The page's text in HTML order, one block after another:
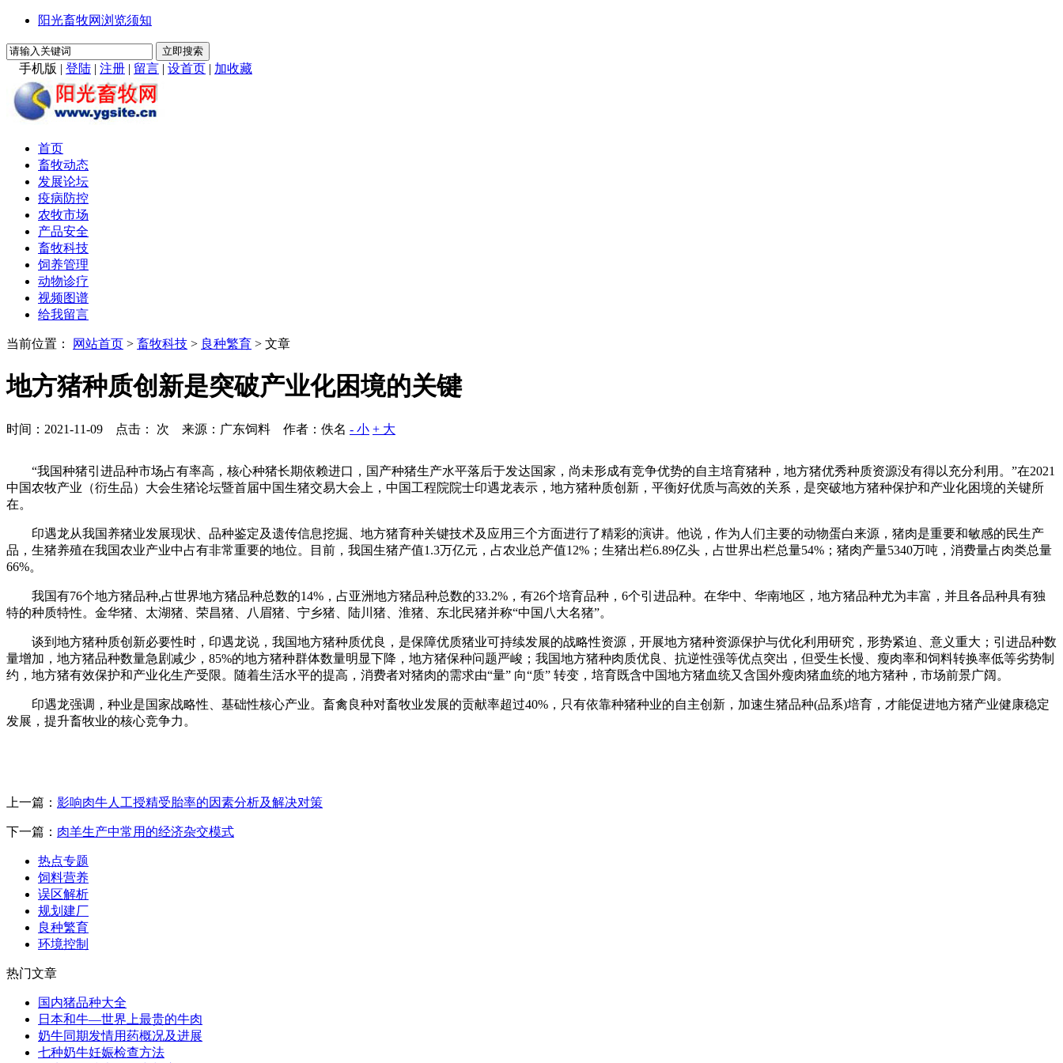
阳光畜牧网浏览须知
手机版 | 登陆 | 注册 | 留言 | 设首页 | 加收藏
首页
畜牧动态
发展论坛
疫病防控
农牧市场
产品安全
畜牧科技
饲养管理
动物诊疗
视频图谱
给我留言
当前位置： 网站首页 > 畜牧科技 > 良种繁育 > 文章
地方猪种质创新是突破产业化困境的关键
时间：2021-11-09 点击： 次 来源：广东饲料 作者：佚名 - 小 + 大
“我国种猪引进品种市场占有率高，核心种猪长期依赖进口，国产种猪生产水平落后于发达国家，尚未形成有竞争优势的自主培育猪种，地方猪优秀种质资源没有得以充分利用。”在2021
中国农牧产业（衍生品）大会生猪论坛暨首届中国生猪交易大会上，中国工程院院士印遇龙表示，地方猪种质创新，平衡好优质与高效的关系，是突破地方猪种保护和产业化困境的关键所
在。
印遇龙从我国养猪业发展现状、品种鉴定及遗传信息挖掘、地方猪育种关键技术及应用三个方面进行了精彩的演讲。他说，作为人们主要的动物蛋白来源，猪肉是重要和敏感的民生产
品，生猪养殖在我国农业产业中占有非常重要的地位。目前，我国生猪产值1.3万亿元，占农业总产值12%；生猪出栏6.89亿头，占世界出栏总量54%；猪肉产量5340万吨，消费量占肉类总量
66%。
我国有76个地方猪品种,占世界地方猪品种总数的14%，占亚洲地方猪品种总数的33.2%，有26个培育品种，6个引进品种。在华中、华南地区，地方猪品种尤为丰富，并且各品种具有独
特的种质特性。金华猪、太湖猪、荣昌猪、八眉猪、宁乡猪、陆川猪、淮猪、东北民猪并称“中国八大名猪”。
谈到地方猪种质创新必要性时，印遇龙说，我国地方猪种质优良，是保障优质猪业可持续发展的战略性资源，开展地方猪种资源保护与优化利用研究，形势紧迫、意义重大；引进品种数
量增加，地方猪品种数量急剧减少，85%的地方猪种群体数量明显下降，地方猪保种问题严峻；我国地方猪种肉质优良、抗逆性强等优点突出，但受生长慢、瘦肉率和饲料转换率低等劣势制
约，地方猪有效保护和产业化生产受限。随着生活水平的提高，消费者对猪肉的需求由“量” 向“质” 转变，培育既含中国地方猪血统又含国外瘦肉猪血统的地方猪种，市场前景广阔。
印遇龙强调，种业是国家战略性、基础性核心产业。畜禽良种对畜牧业发展的贡献率超过40%，只有依靠种猪种业的自主创新，加速生猪品种(品系)培育，才能促进地方猪产业健康稳定
发展，提升畜牧业的核心竞争力。
上一篇： 影响肉牛人工授精受胎率的因素分析及解决对策
下一篇： 肉羊生产中常用的经济杂交模式
热点专题
饲料营养
误区解析
规划建厂
良种繁育
环境控制
热门文章
国内猪品种大全
日本和牛—世界上最贵的牛肉
奶牛同期发情用药概况及进展
七种奶牛妊娠检查方法